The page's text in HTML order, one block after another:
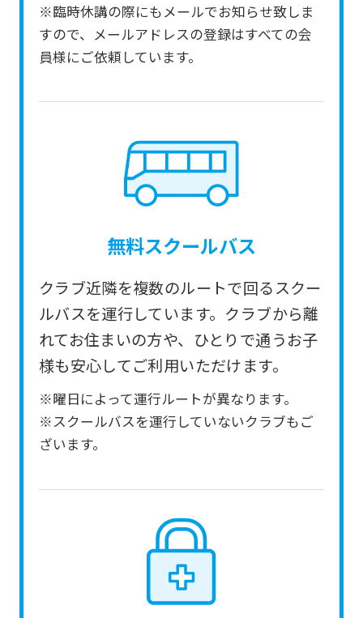
※臨時休講の際にもメールでお知らせ致しま
すので、メールアドレスの登録はすべての会
員様にご依頼しています。
無料スクールバス
クラブ近隣を複数のルートで回るスクー
ルバスを運行しています。クラブから離
れてお住まいの方や、ひとりで通うお子
様も安心してご利用いただけます。
※曜日によって運行ルートが異なります。
※スクールバスを運行していないクラブもご
ざいます。
ask
that
fully
this
before
using
service.
Automatic